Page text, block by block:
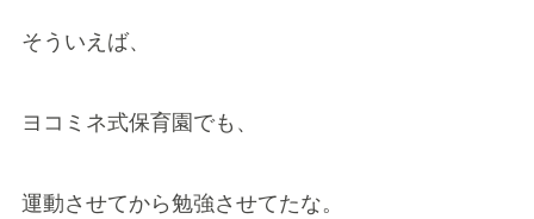
そういえば、
ヨコミネ式保育園でも、
運動させてから勉強させてたな。